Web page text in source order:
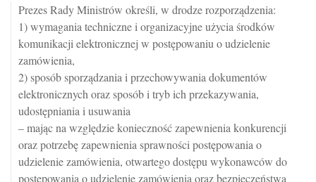
Prezes Rady Ministrów określi, w drodze rozporządzenia:
1) wymagania techniczne i organizacyjne użycia środków
komunikacji elektronicznej w postępowaniu o udzielenie
zamówienia,
2) sposób sporządzania i przechowywania dokumentów
elektronicznych oraz sposób i tryb ich przekazywania,
udostępniania i usuwania
– mając na względzie konieczność zapewnienia konkurencji
oraz potrzebę zapewnienia sprawności postępowania o
udzielenie zamówienia, otwartego dostępu wykonawców do
postępowania o udzielenie zamówienia oraz bezpieczeństwa